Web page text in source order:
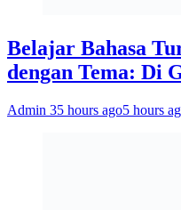
Belajar Bahasa
dengan Tema: Di
Admin 35 hours ago5 hours